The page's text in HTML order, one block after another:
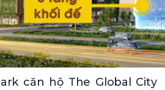
căn hộ The Global City